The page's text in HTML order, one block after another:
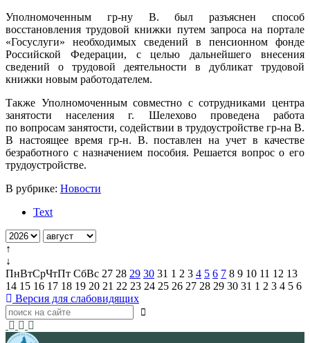
Уполномоченным гр-ну В. был разъяснен способ
восстановления трудовой книжки путем запроса на портале
«Госуслуги» необходимых сведений в пенсионном фонде
Российской Федерации, с целью дальнейшего внесения
сведений о трудовой деятельности в дубликат трудовой
книжки новым работодателем.
Также Уполномоченным совместно с сотрудниками центра
занятости населения г. Шелехово проведена работа
по вопросам занятости, содействии в трудоустройстве гр-на В.
В настоящее время гр-н. В. поставлен на учет в качестве
безработного с назначением пособия. Решается вопрос о его
трудоустройстве.
В рубрике: Новости
Text
↑
↓
ПнВтСрЧтПт СбВс 27 28 29 30 31 1 2 3 4 5 6 7 8 9 10 11 12 13
14 15 16 17 18 19 20 21 22 23 24 25 26 27 28 29 30 31 1 2 3 4 5 6
Версия для слабовидящих